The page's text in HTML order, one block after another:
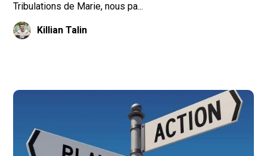
Tribulations de Marie, nous pa...
Killian Talin